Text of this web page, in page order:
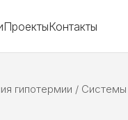
ПроектыКонтакты
гипотермии / Системы